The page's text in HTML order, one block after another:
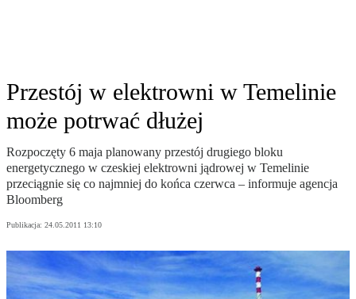
Przestój w elektrowni w Temelinie
może potrwać dłużej
Rozpoczęty 6 maja planowany przestój drugiego bloku
energetycznego w czeskiej elektrowni jądrowej w Temelinie
przeciągnie się co najmniej do końca czerwca – informuje agencja
Bloomberg
Publikacja: 24.05.2011 13:10